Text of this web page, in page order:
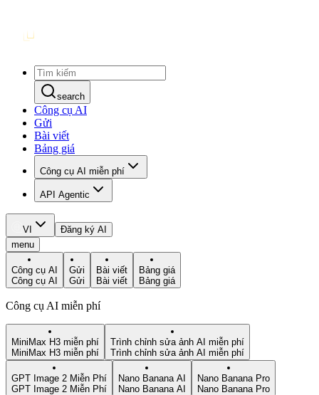
search
Công cụ AI
Gửi
Bài viết
Bảng giá
Công cụ AI miễn phí
API Agentic
VI
Đăng ký AI
menu
Công cụ AI
Công cụ AI
Gửi
Gửi
Bài viết
Bài viết
Bảng giá
Bảng giá
Công cụ AI miễn phí
MiniMax H3 miễn phí
MiniMax H3 miễn phí
Trình chỉnh sửa ảnh AI miễn phí
Trình chỉnh sửa ảnh AI miễn phí
GPT Image 2 Miễn Phí
GPT Image 2 Miễn Phí
Nano Banana AI
Nano Banana AI
Nano Banana Pro
Nano Banana Pro